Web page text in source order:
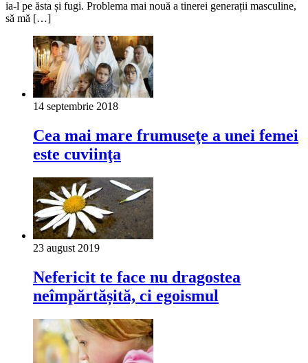
ia-l pe ăsta și fugi. Problema mai nouă a tinerei generații masculine,
să mă […]
14 septembrie 2018
Cea mai mare frumuseţe a unei femei
este cuviinţa
23 august 2019
Nefericit te face nu dragostea
neîmpărtășită, ci egoismul